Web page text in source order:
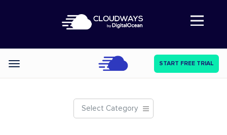
Abre a navegação
Categories START FREE TRIAL
Select Category